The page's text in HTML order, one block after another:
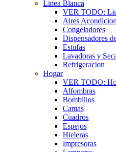
Linea Blanca
VER TODO:
Aires
Congeladores
Dispensadores
Estufas
Lavadoras y
Refrigeracion
Hogar
VER TODO:
Alfombras
Bombillos
Camas
Cuadros
Espejos
Hieleras
Impresoras